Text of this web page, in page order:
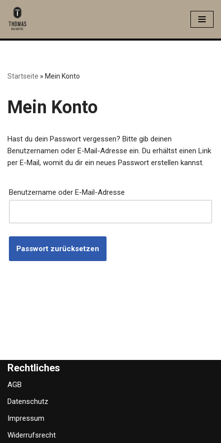
Zum
Inhalt
Startseite » Mein Konto
Mein Konto
Hast du dein Passwort vergessen? Bitte gib deinen
Benutzernamen oder E-Mail-Adresse ein. Du erhältst einen Link
per E-Mail, womit du dir ein neues Passwort erstellen kannst.
Benutzername oder E-Mail-Adresse
Passwort zurücksetzen
Rechtliches
AGB
Datenschutz
Impressum
Widerrufsrecht